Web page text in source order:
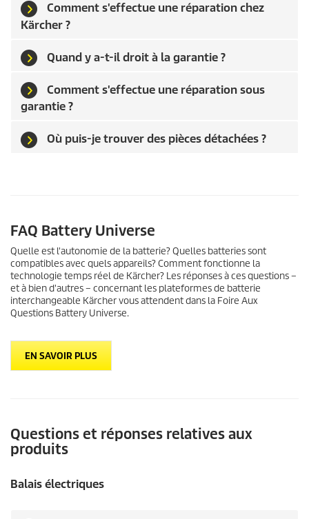
Comment s'effectue une réparation chez
Kärcher ?
Quand y a-t-il droit à la garantie ?
Comment s'effectue une réparation sous
garantie ?
Où puis-je trouver des pièces détachées ?
FAQ Battery Universe
Quelle est l'autonomie de la batterie? Quelles batteries sont
compatibles avec quels appareils? Comment fonctionne la
technologie temps réel de Kärcher? Les réponses à ces questions –
et à bien d'autres – concernant les plateformes de batterie
interchangeable Kärcher vous attendent dans la Foire Aux
Questions Battery Universe.
EN SAVOIR PLUS
Questions et réponses relatives aux
produits
Balais électriques